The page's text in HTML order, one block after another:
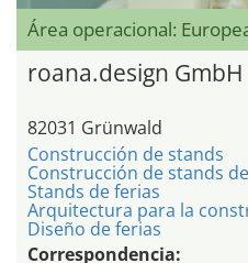
Área operacional:
roana.design GmbH
82031 Grünwald
Construcción de stands
Construcción de stands
Stands de ferias
Arquitectura para la
Diseño de ferias
Correspondencia: